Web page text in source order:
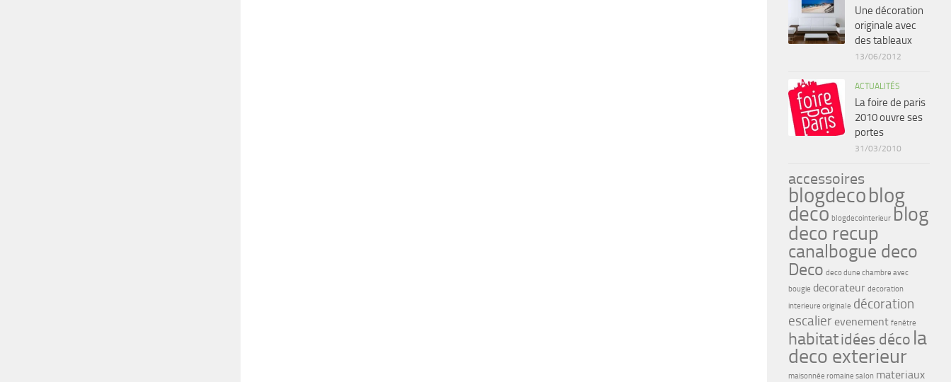
Une décoration
originale avec
des tableaux
13/06/2012
ACTUALITÉS
La foire de paris
2010 ouvre ses
portes
31/03/2010
accessoires
blogdecoblog
deco blogdecointerieur blog
deco recup
canalbogue deco
Deco deco dune chambre avec
bougie decorateur decoration
interieure originale décoration
escalier evenement fenêtre
habitatidées déco la
deco exterieur
maisonnée romaine salon materiaux